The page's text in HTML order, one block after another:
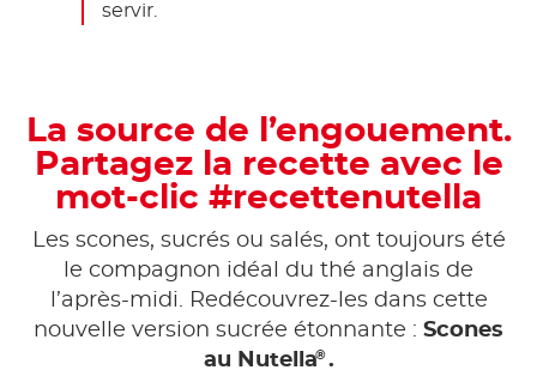
servir.
La source de l’engouement.
Partagez la recette avec le
mot-clic #recettenutella
Les scones, sucrés ou salés, ont toujours été
le compagnon idéal du thé anglais de
l’après-midi. Redécouvrez-les dans cette
nouvelle version sucrée étonnante : Scones
au Nutella®.